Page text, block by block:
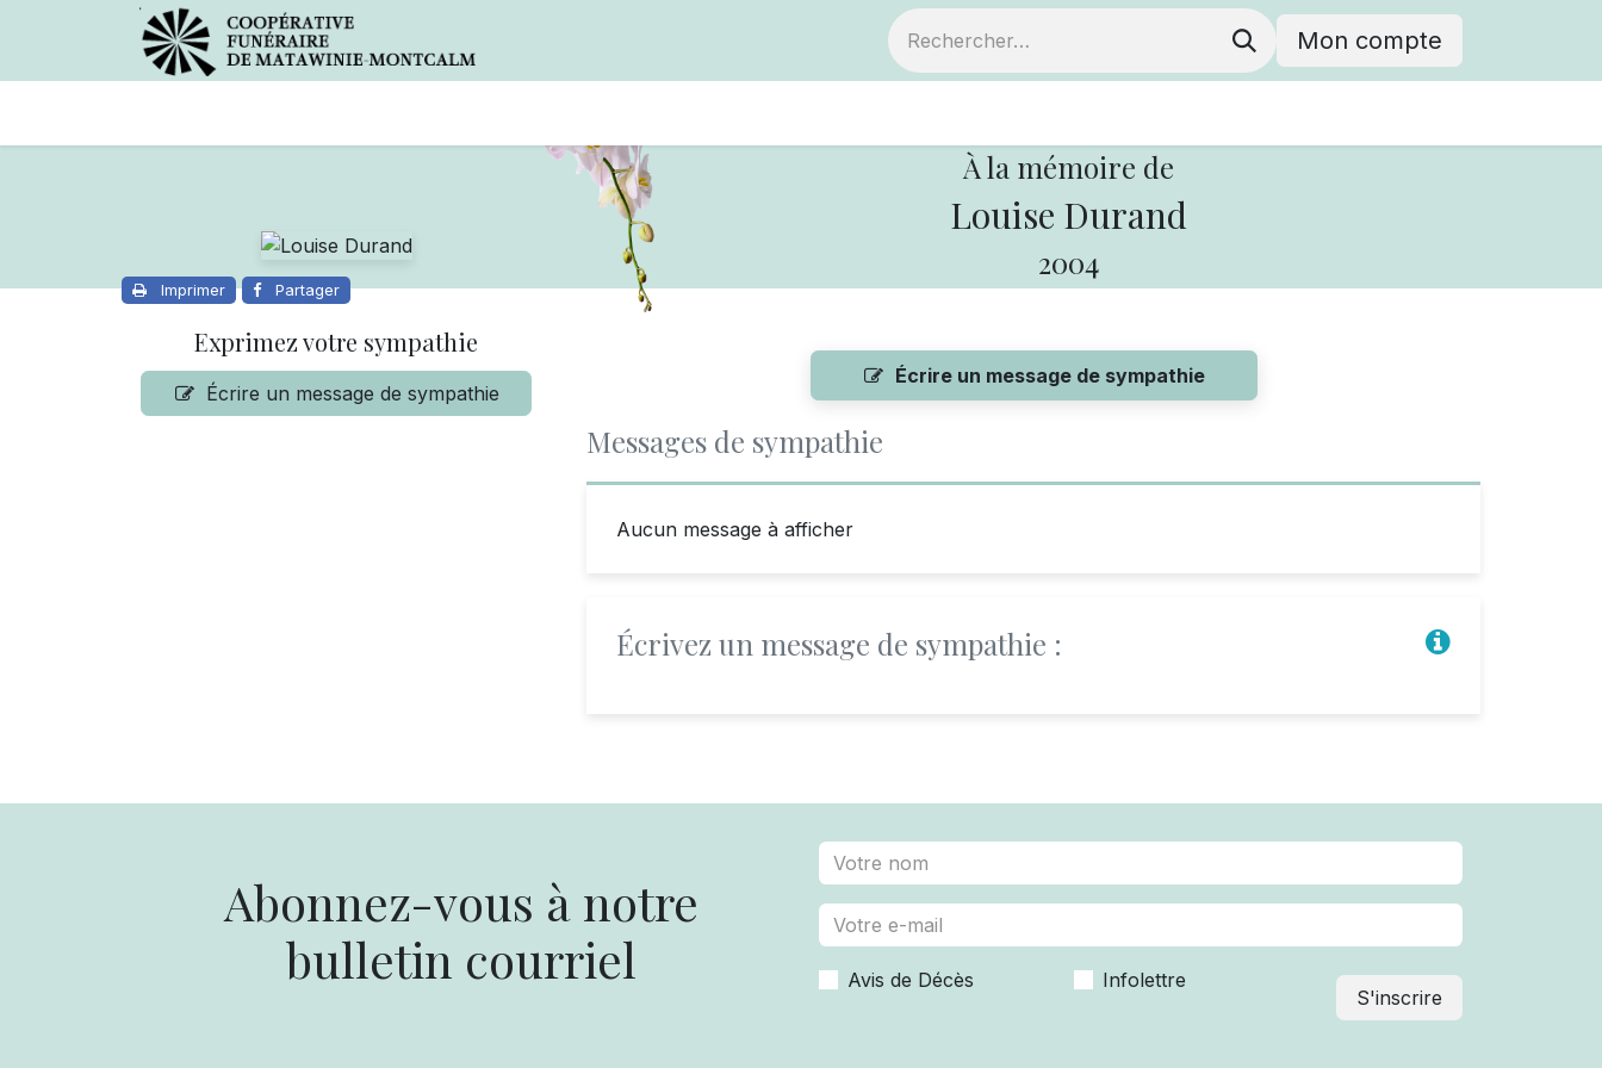
Mon compte
À la mémoire de
Louise Durand
2004
Imprimer Partager
Exprimez votre sympathie
Écrire un message de sympathie
Écrire un message de sympathie
Messages de sympathie
Aucun message à afficher
Écrivez un message de sympathie :
Abonnez-vous à notre
bulletin courriel
Avis de Décès Infolettre
S'inscrire